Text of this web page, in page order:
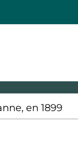
en 1899